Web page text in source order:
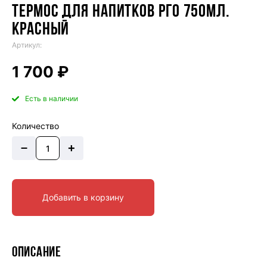
ТЕРМОС ДЛЯ НАПИТКОВ РГО 750МЛ.
КРАСНЫЙ
Артикул:
1 700 ₽
Есть в наличии
Количество
– +
Добавить в корзину
ОПИСАНИЕ